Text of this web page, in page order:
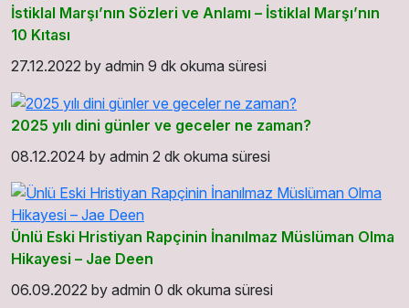
İstiklal Marşı’nın Sözleri ve Anlamı – İstiklal Marşı’nın
10 Kıtası
27.12.2022 by admin 9 dk okuma süresi
2025 yılı dini günler ve geceler ne zaman?
08.12.2024 by admin 2 dk okuma süresi
Ünlü Eski Hristiyan Rapçinin İnanılmaz Müslüman Olma
Hikayesi – Jae Deen
06.09.2022 by admin 0 dk okuma süresi